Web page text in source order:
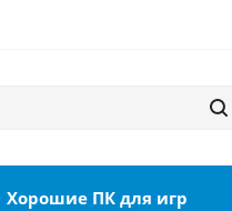
Хорошие ПК для игр